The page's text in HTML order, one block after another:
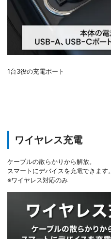
1台3役の充電ポート
ワイヤレス充電
ケーブルの散らかりから解放。
スマートにデバイスを充電できます。
※ワイヤレス対応のみ